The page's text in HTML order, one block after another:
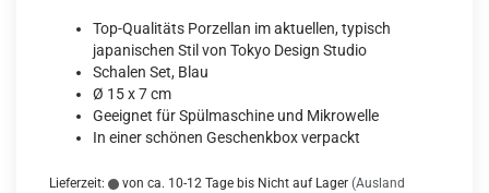
Top-Qualitäts Porzellan im aktuellen, typisch
japanischen Stil von Tokyo Design Studio
Schalen Set, Blau
Ø 15 x 7 cm
Geeignet für Spülmaschine und Mikrowelle
In einer schönen Geschenkbox verpackt
Lieferzeit: von ca. 10-12 Tage bis Nicht auf Lager (Ausland